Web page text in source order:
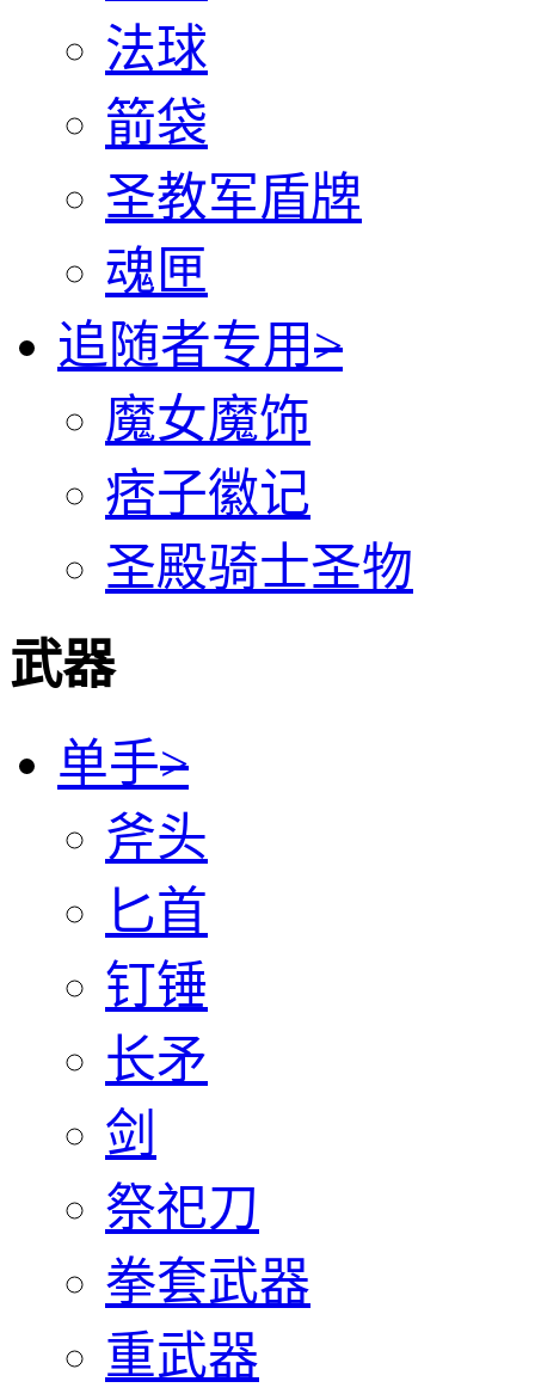
法球
箭袋
圣教军盾牌
魂匣
追随者专用>
魔女魔饰
痞子徽记
圣殿骑士圣物
武器
单手>
斧头
匕首
钉锤
长矛
剑
祭祀刀
拳套武器
重武器